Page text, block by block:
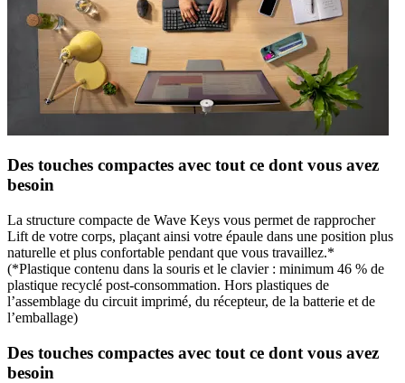
Des touches compactes avec tout ce dont vous avez
besoin
La structure compacte de Wave Keys vous permet de rapprocher
Lift de votre corps, plaçant ainsi votre épaule dans une position plus
naturelle et plus confortable pendant que vous travaillez.*
(*Plastique contenu dans la souris et le clavier : minimum 46 % de
plastique recyclé post-consommation. Hors plastiques de
l’assemblage du circuit imprimé, du récepteur, de la batterie et de
l’emballage)
Des touches compactes avec tout ce dont vous avez
besoin